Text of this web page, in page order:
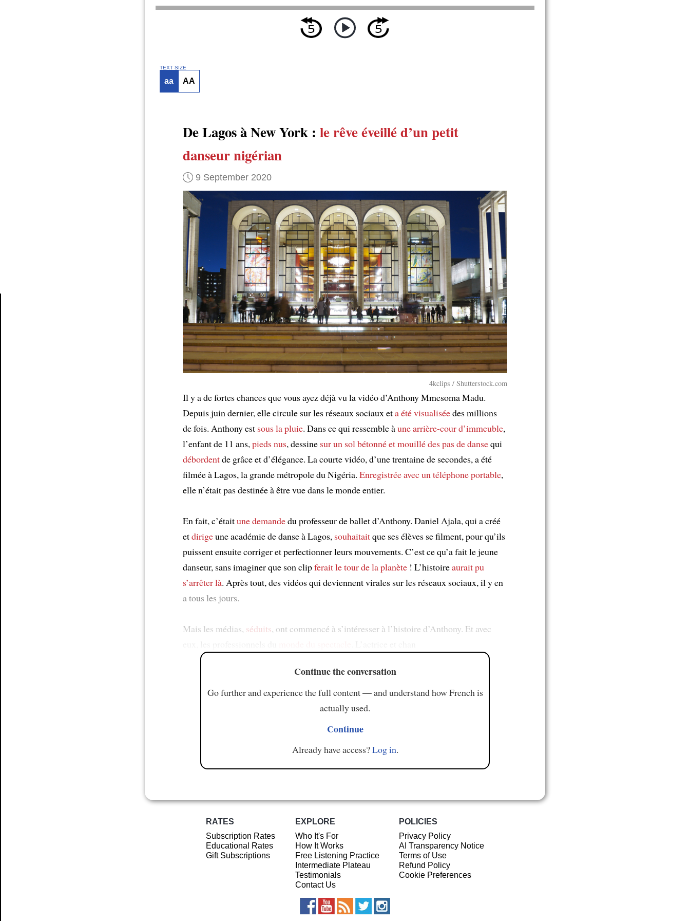
TEXT SIZE
aa AA
De Lagos à New York : le rêve éveillé d’un petit
danseur nigérian
9 September 2020
4kclips / Shutterstock.com
Il y a de fortes chances que vous ayez déjà vu la vidéo d’Anthony Mmesoma Madu.
Depuis juin dernier, elle circule sur les réseaux sociaux eta été visualiséedes millions
de fois. Anthony est sous la pluie. Dans ce qui ressemble àune arrière-cour d’immeuble,
l’enfant de 11 ans, pieds nus, dessine sur un sol bétonné et mouillédes pas de dansequi
débordentde grâce et d’élégance. La courte vidéo, d’une trentaine de secondes, a été
filmée à Lagos, la grande métropole du Nigéria. Enregistrée avec un téléphone portable,
elle n’était pas destinée à être vue dans le monde entier.
En fait, c’étaitune demandedu professeur de ballet d’Anthony. Daniel Ajala, qui a créé
etdirigeune académie de danse à Lagos, souhaitaitque ses élèves se filment, pour qu’ils
puissent ensuite corriger et perfectionner leurs mouvements. C’est ce qu’a fait le jeune
danseur, sans imaginer que son clipferait le tour de la planète ! L’histoireaurait pu
s’arrêter là. Après tout, des vidéos qui deviennent virales sur les réseaux sociaux, il y en
a tous les jours.
Mais les médias, séduits, ont commencé à s’intéresser à l’histoire d’Anthony. Et avec
Continue the conversation
Go further and experience the full content — and understand how French is
actually used.
Continue
Already have access?Log in.
RATES
Subscription Rates
Educational Rates
Gift Subscriptions
EXPLORE
Who It's For
How It Works
Free Listening Practice
Intermediate Plateau
Testimonials
Contact Us
POLICIES
Privacy Policy
AI Transparency Notice
Terms of Use
Refund Policy
Cookie Preferences